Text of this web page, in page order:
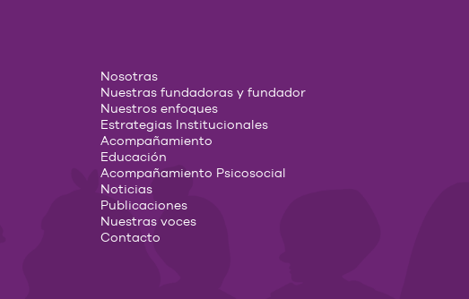
Nosotras
Nuestras fundadoras y fundador
Nuestros enfoques
Estrategias Institucionales
Acompañamiento
Educación
Acompañamiento Psicosocial
Noticias
Publicaciones
Nuestras voces
Contacto